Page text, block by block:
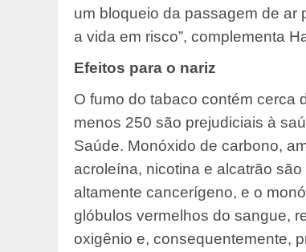
um bloqueio da passagem de ar
a vida em risco”, complementa
Efeitos para o nariz
O fumo do tabaco contém cerca
menos 250 são prejudiciais à
Saúde. Monóxido de carbono,
acroleína, nicotina e alcatrão
altamente cancerígeno, e o
glóbulos vermelhos do sangue,
oxigênio e, consequentemente,